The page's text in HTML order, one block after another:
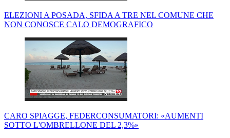
ELEZIONI A POSADA, SFIDA A TRE NEL COMUNE CHE
NON CONOSCE CALO DEMOGRAFICO
CARO SPIAGGE, FEDERCONSUMATORI: «AUMENTI
SOTTO L'OMBRELLONE DEL 2,3%»